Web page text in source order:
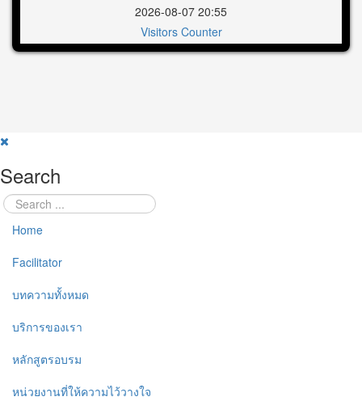
2026-08-07 20:55
Visitors Counter
Search
Home
Facilitator
บทความทั้งหมด
บริการของเรา
หลักสูตรอบรม
หน่วยงานที่ให้ความไว้วางใจ